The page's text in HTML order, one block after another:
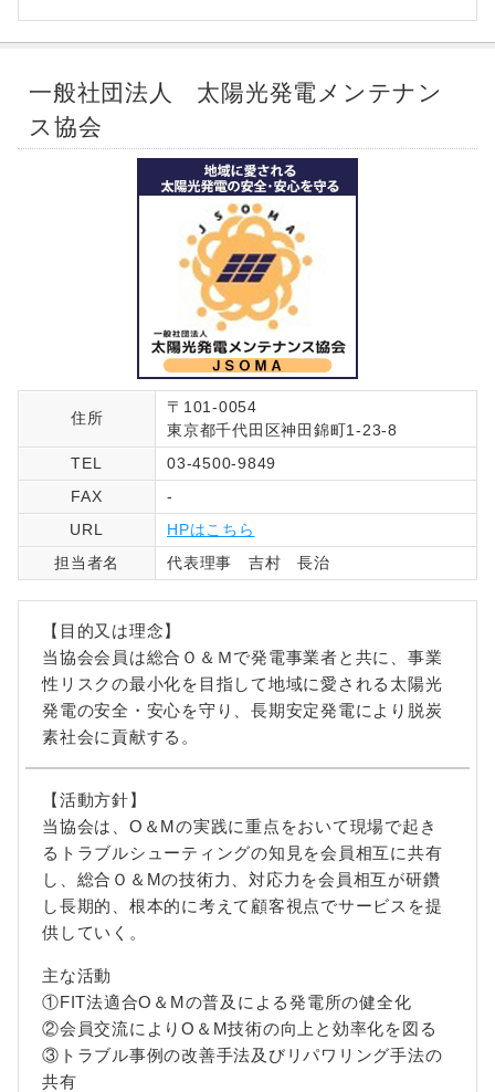
一般社団法人 太陽光発電メンテナン
ス協会
住所
〒101-0054
東京都千代田区神田錦町1-23-8
TEL
03-4500-9849
FAX
-
URL
HPはこちら
担当者名
代表理事 吉村 長治
【目的又は理念】
当協会会員は総合Ｏ＆Ｍで発電事業者と共に、事業
性リスクの最小化を目指して地域に愛される太陽光
発電の安全・安心を守り、長期安定発電により脱炭
素社会に貢献する。
【活動方針】
当協会は、O＆Mの実践に重点をおいて現場で起き
るトラブルシューティングの知見を会員相互に共有
し、総合Ｏ＆Mの技術力、対応力を会員相互が研鑽
し長期的、根本的に考えて顧客視点でサービスを提
供していく。
主な活動
①FIT法適合O＆Mの普及による発電所の健全化
②会員交流によりO＆M技術の向上と効率化を図る
③トラブル事例の改善手法及びリパワリング手法の
共有